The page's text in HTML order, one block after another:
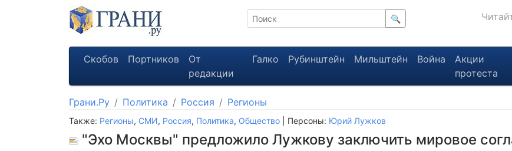
🔍
Скобов Портников
От
редакции
Галко Рубинштейн Мильштейн Война
Акции
протеста
Грани.Ру Политика Россия Регионы
Также: Регионы, СМИ, Россия, Политика, Общество | Персоны: Юрий Лужков
"Эхо Москвы" предложило Лужкову заключить мировое